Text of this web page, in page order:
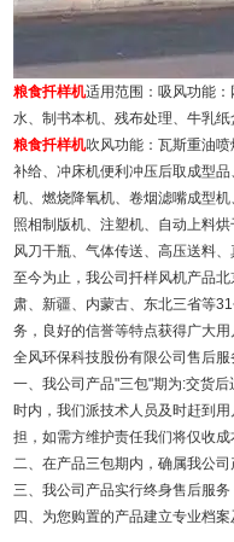
粮食扦样机适用范围：吸风功能
水、制书本机、残布处理、牛乳
粮食扦样机吹风功能：瓦斯重油
补给、冲床机便利冲压后取成型
机、燃烧降氧机、卷烟滤嘴成型
照相制版机、注塑机、自动上料
风刀干瓶、气体传送、高压送料
至今为止，我公司扦样风机产品
肃、新疆、内蒙古、东北三省等
务，良好的信誉等特点获得广大
全风环保科技股份有限公司售后服
一、我公司产品"三包"期为:交货
时内，我们派技术人员及时赶到
担，如需方维护责任我们将仅收成
二、在产品三包期内，确属我公
三、我公司产品实行终身售后服
四、为您购置的产品建立专业档